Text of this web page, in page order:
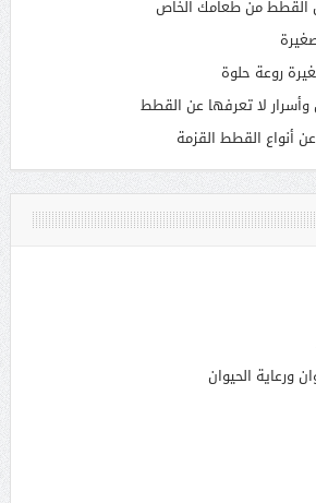
القطط من طعامك الخاص
روعة حلوة
لا تعرفها عن القطط
أنواع القطط القزمة
ورعاية الحيوان